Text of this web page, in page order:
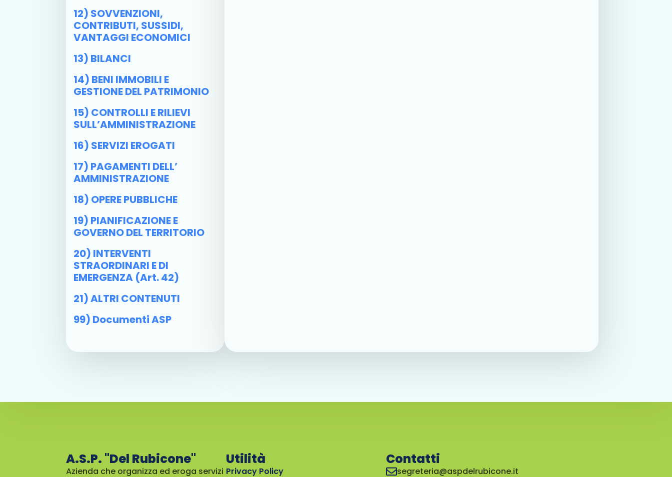
12) SOVVENZIONI,
CONTRIBUTI, SUSSIDI,
VANTAGGI ECONOMICI
13) BILANCI
14) BENI IMMOBILI E
GESTIONE DEL PATRIMONIO
15) CONTROLLI E RILIEVI
SULL’AMMINISTRAZIONE
16) SERVIZI EROGATI
17) PAGAMENTI DELL’
AMMINISTRAZIONE
18) OPERE PUBBLICHE
19) PIANIFICAZIONE E
GOVERNO DEL TERRITORIO
20) INTERVENTI
STRAORDINARI E DI
EMERGENZA (art. 42)
21) ALTRI CONTENUTI
99) Documenti ASP
A.S.P. "Del Rubicone"
Azienda che organizza ed eroga servizi
Utilità
Privacy Policy
Contatti
segreteria@aspdelrubicone.it